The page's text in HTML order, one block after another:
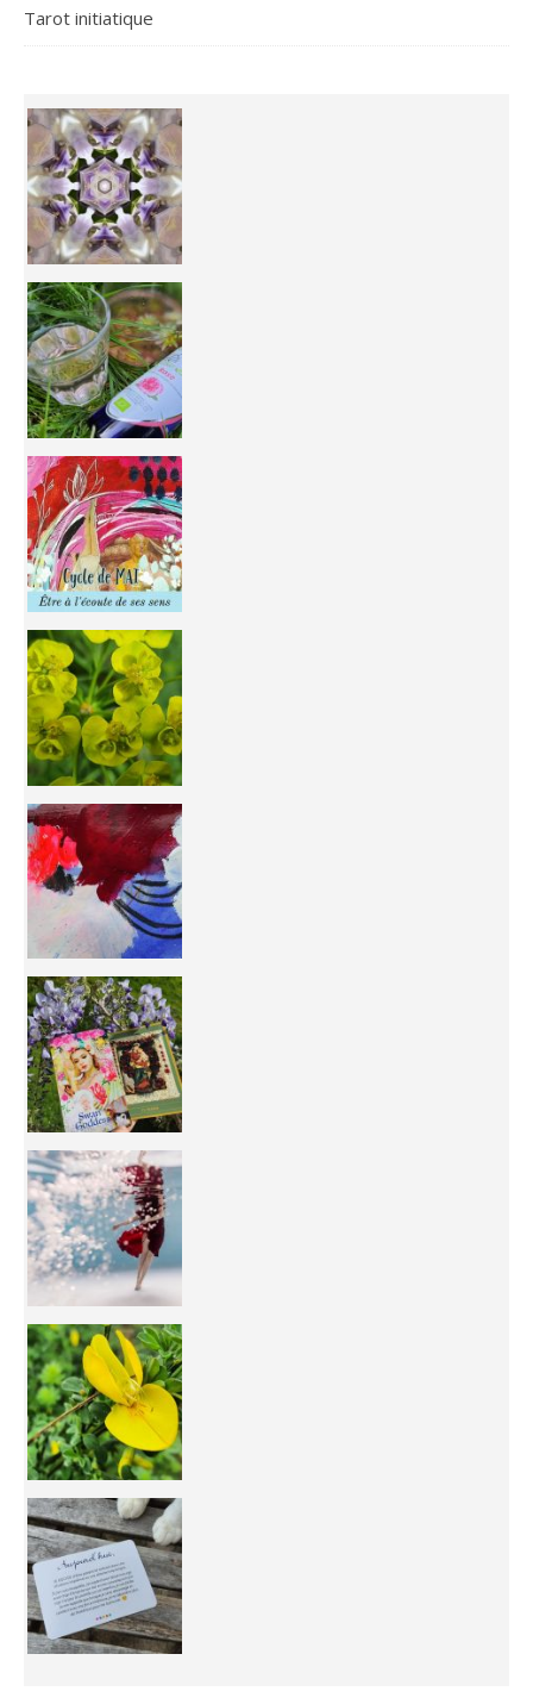
Tarot initiatique
Inhabit your body and understand its
You're
50/50 OR 100/100 ? The day after Ascension, w